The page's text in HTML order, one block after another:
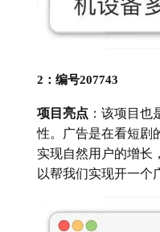
2：编号207743
项目亮点 ：该项目
性。广告是在看短剧
实现自然用户的增长
以帮我们实现开一个